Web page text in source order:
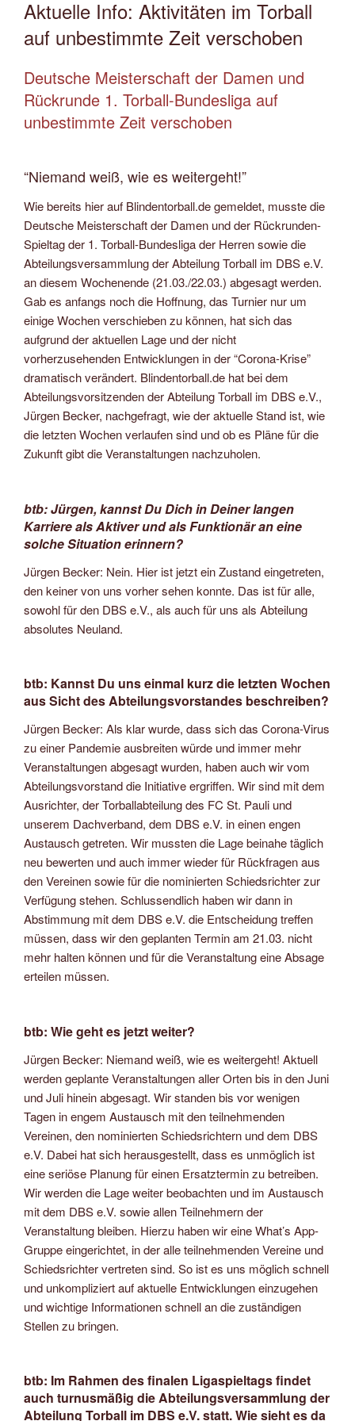
Aktuelle Info: Aktivitäten im Torball
auf unbestimmte Zeit verschoben
Deutsche Meisterschaft der Damen und
Rückrunde 1. Torball-Bundesliga auf
unbestimmte Zeit verschoben
“Niemand weiß, wie es weitergeht!”
Wie bereits hier auf Blindentorball.de gemeldet, musste die
Deutsche Meisterschaft der Damen und der Rückrunden-
Spieltag der 1. Torball-Bundesliga der Herren sowie die
Abteilungsversammlung der Abteilung Torball im DBS e.V.
an diesem Wochenende (21.03./22.03.) abgesagt werden.
Gab es anfangs noch die Hoffnung, das Turnier nur um
einige Wochen verschieben zu können, hat sich das
aufgrund der aktuellen Lage und der nicht
vorherzusehenden Entwicklungen in der “Corona-Krise”
dramatisch verändert. Blindentorball.de hat bei dem
Abteilungsvorsitzenden der Abteilung Torball im DBS e.V.,
Jürgen Becker, nachgefragt, wie der aktuelle Stand ist, wie
die letzten Wochen verlaufen sind und ob es Pläne für die
Zukunft gibt die Veranstaltungen nachzuholen.
btb: Jürgen, kannst Du Dich in Deiner langen
Karriere als Aktiver und als Funktionär an eine
solche Situation erinnern?
Jürgen Becker: Nein. Hier ist jetzt ein Zustand eingetreten,
den keiner von uns vorher sehen konnte. Das ist für alle,
sowohl für den DBS e.V., als auch für uns als Abteilung
absolutes Neuland.
btb: Kannst Du uns einmal kurz die letzten Wochen
aus Sicht des Abteilungsvorstandes beschreiben?
Jürgen Becker: Als klar wurde, dass sich das Corona-Virus
zu einer Pandemie ausbreiten würde und immer mehr
Veranstaltungen abgesagt wurden, haben auch wir vom
Abteilungsvorstand die Initiative ergriffen. Wir sind mit dem
Ausrichter, der Torballabteilung des FC St. Pauli und
unserem Dachverband, dem DBS e.V. in einen engen
Austausch getreten. Wir mussten die Lage beinahe täglich
neu bewerten und auch immer wieder für Rückfragen aus
den Vereinen sowie für die nominierten Schiedsrichter zur
Verfügung stehen. Schlussendlich haben wir dann in
Abstimmung mit dem DBS e.V. die Entscheidung treffen
müssen, dass wir den geplanten Termin am 21.03. nicht
mehr halten können und für die Veranstaltung eine Absage
erteilen müssen.
btb: Wie geht es jetzt weiter?
Jürgen Becker: Niemand weiß, wie es weitergeht! Aktuell
werden geplante Veranstaltungen aller Orten bis in den Juni
und Juli hinein abgesagt. Wir standen bis vor wenigen
Tagen in engem Austausch mit den teilnehmenden
Vereinen, den nominierten Schiedsrichtern und dem DBS
e.V. Dabei hat sich herausgestellt, dass es unmöglich ist
eine seriöse Planung für einen Ersatztermin zu betreiben.
Wir werden die Lage weiter beobachten und im Austausch
mit dem DBS e.V. sowie allen Teilnehmern der
Veranstaltung bleiben. Hierzu haben wir eine What’s App-
Gruppe eingerichtet, in der alle teilnehmenden Vereine und
Schiedsrichter vertreten sind. So ist es uns möglich schnell
und unkompliziert auf aktuelle Entwicklungen einzugehen
und wichtige Informationen schnell an die zuständigen
Stellen zu bringen.
btb: Im Rahmen des finalen Ligaspieltags findet
auch turnusmäßig die Abteilungsversammlung der
Abteilung Torball im DBS e.V. statt. Wie sieht es da